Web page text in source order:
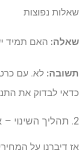
נפוצות
האם תמיד יש
לא. עם
לבדוק את
את זה?
דיברנו על